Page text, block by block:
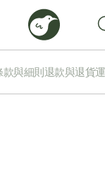
款與細則退款與退貨